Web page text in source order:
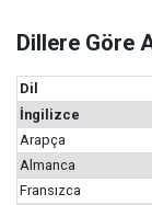
Dillere Göre
Dil
İngilizce
Arapça
Almanca
Fransızca